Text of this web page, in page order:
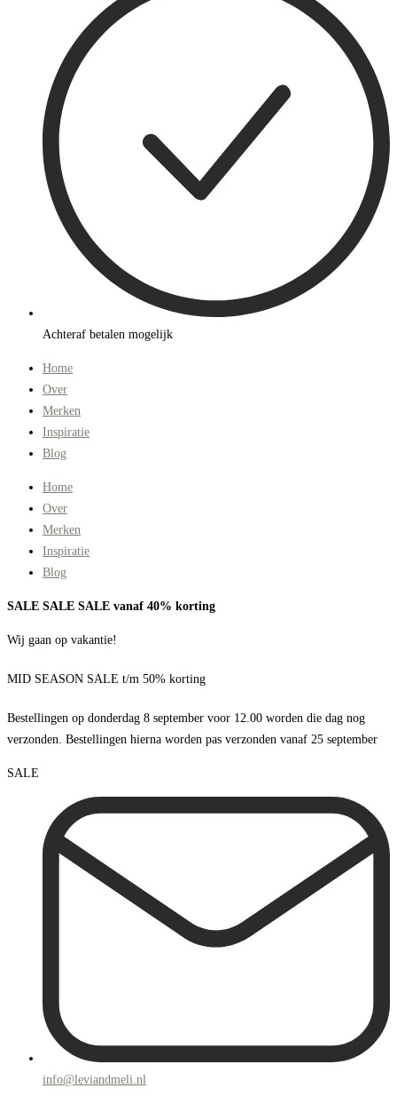
Achteraf betalen mogelijk
Home
Over
Merken
Inspiratie
Blog
Home
Over
Merken
Inspiratie
Blog
SALE SALE SALE vanaf 40% korting
Wij gaan op vakantie!
MID SEASON SALE t/m 50% korting
Bestellingen op donderdag 8 september voor 12.00 worden die dag nog
verzonden. Bestellingen hierna worden pas verzonden vanaf 25 september
SALE
info@leviandmeli.nl